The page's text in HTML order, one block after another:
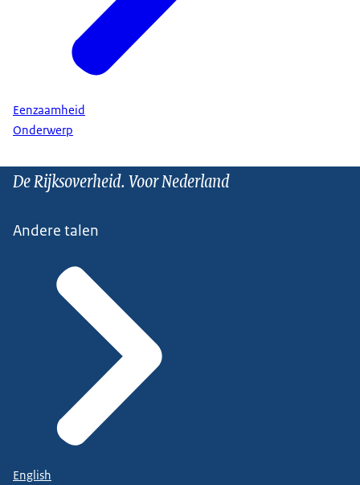
Eenzaamheid
Onderwerp
De Rijksoverheid. Voor Nederland
Andere talen
English